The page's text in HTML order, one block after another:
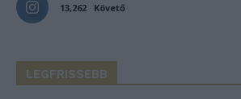
13,262 Követő
LEGFRISSEBB